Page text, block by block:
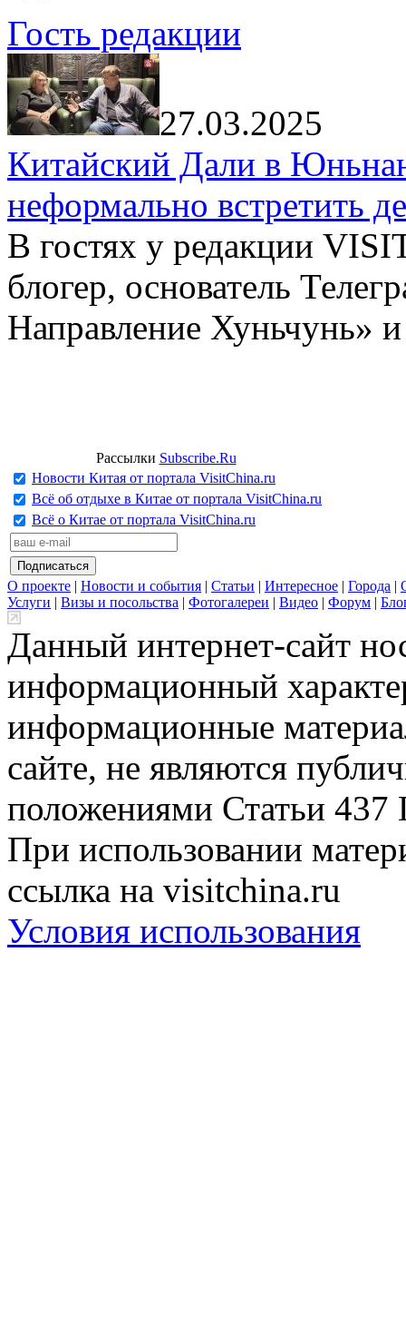
Гость редакции
27.03.2025
Китайский Дали в
неформально встретить
В гостях у редакции
блогер, основатель
Направление Хуньчунь»
Рассылки Subscribe.Ru
Новости Китая от портала VisitChina.ru
Всё об отдыхе в Китае от портала VisitChina.ru
Всё о Китае от портала VisitChina.ru
О проекте | Новости и события | Статьи | Интересное | Города |
Услуги | Визы и посольства | Фотогалереи | Видео | Форум |
Данный интернет-сайт
информационный
информационные
сайте, не являются
положениями Статьи 437
При использовании
ссылка на visitchina.ru
Условия использования